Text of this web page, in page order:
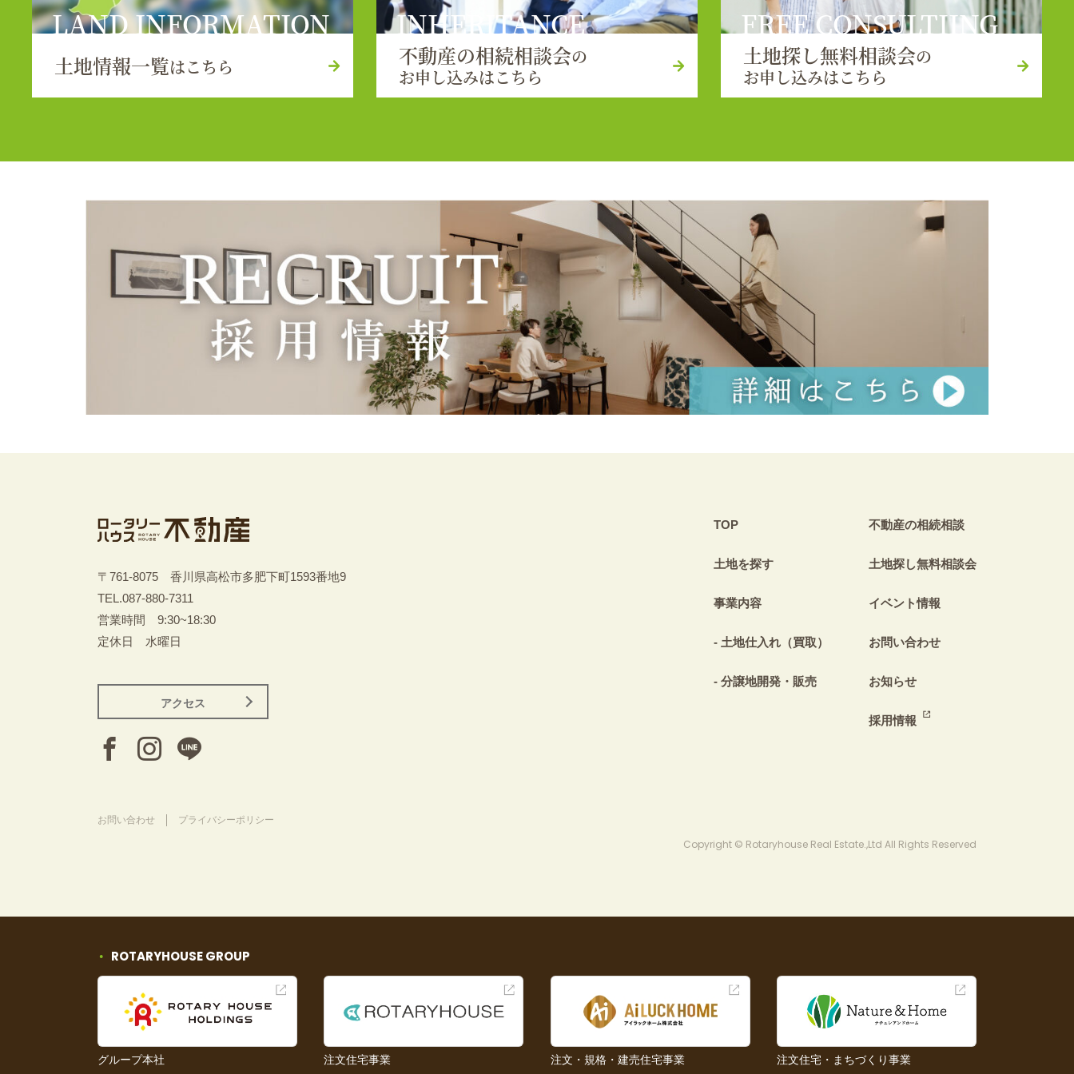
LAND INFORMATION
土地情報一覧はこちら
INHERITANCE
不動産の相続相談会の
お申し込みはこちら
FREE CONSULTIING
土地探し無料相談会の
お申し込みはこちら
TOP
土地を探す
事業内容
土地仕入れ（買取）
分譲地開発・販売
不動産の相続相談
土地探し無料相談会
イベント情報
お問い合わせ
お知らせ
採用情報
〒761-8075 香川県高松市多肥下町1593番地9
TEL.087-880-7311
営業時間 9:30~18:30
定休日 水曜日
アクセス
お問い合わせ プライバシーポリシー
Copyright © Rotaryhouse Real Estate.,Ltd All Rights Reserved
ROTARYHOUSE GROUP
グループ本社 注文住宅事業 注文・規格・建売住宅事業 注文住宅・まちづくり事業